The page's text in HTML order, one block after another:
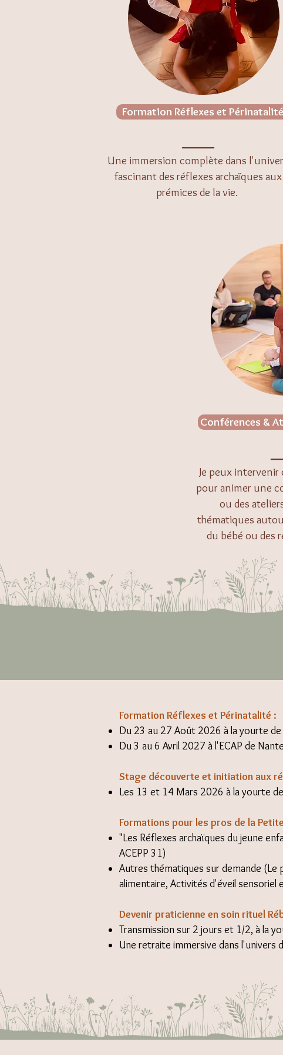
Formation Réflexes et Périnatalité
Une immersion complète dans
fascinant des réflexes archaïques aux
prémices de la vie.
Conférences &
Je peux
pour animer une
ou des
thématiques
du bébé ou des
Formation Réflexes et Périnatalité :
Du 23 au 27 Août 2026 à la yourte
Du 3 au 6 Avril 2027 à l'ECAP de
Stage découverte et initiation aux
Les 13 et 14 Mars 2026 à la yourte
Formations pour les pros de la
"Les Réflexes archaïques du jeune
ACEPP 31)
Autres thématiques sur demande (Le
alimentaire, Activités d'éveil
Devenir praticienne en soin rituel
Transmission sur 2 jours et 1/2, à la
Une retraite immersive dans